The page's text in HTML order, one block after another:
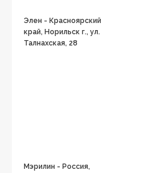
Элен - Красноярский
край, Норильск г., ул.
Талнахская, 28
Мэрилин - Россия,